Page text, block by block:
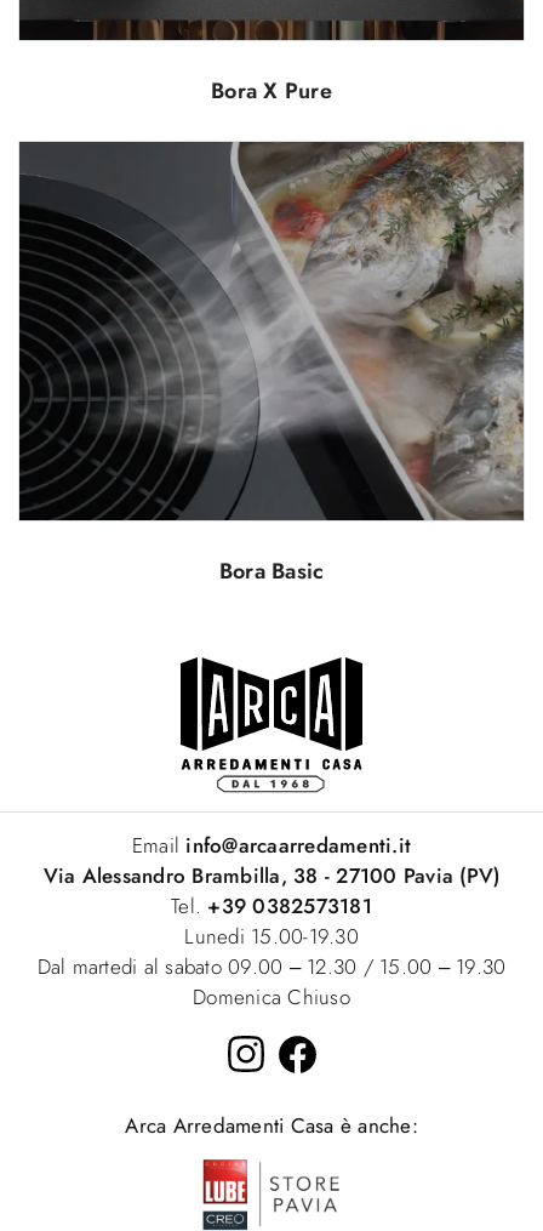
Bora X Pure
Bora Basic
Email info@arcaarredamenti.it
Via Alessandro Brambilla, 38 - 27100 Pavia (PV)
Tel. +39 0382573181
Lunedi 15.00-19.30
Dal martedi al sabato 09.00 – 12.30 / 15.00 – 19.30
Domenica Chiuso
Arca Arredamenti Casa è anche: